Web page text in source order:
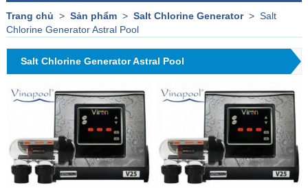
Trang chủ > Sản phẩm> Salt Chlorine Generator> Salt
Chlorine Generator Astral Pool
Salt Chlorine Generator Astral Pool